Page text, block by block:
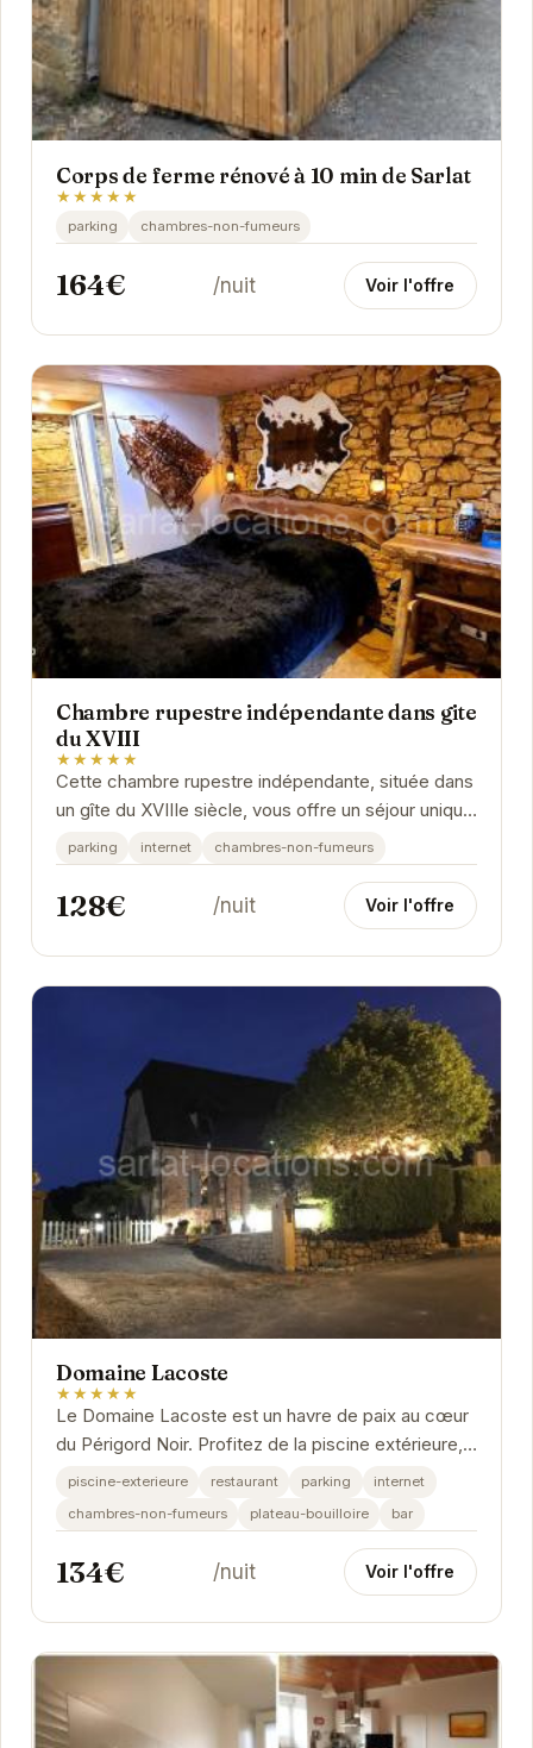
Corps de ferme rénové à 10 min de Sarlat
★★★★★
parking chambres-non-fumeurs
164€ /nuit Voir l'offre
Chambre rupestre indépendante dans gite
du XVIII
★★★★★
Cette chambre rupestre indépendante, située dans
un gîte du XVIIIe siècle, vous offre un séjour unique
en son genre. Imprégnez-vous de...
parking internet chambres-non-fumeurs
128€ /nuit Voir l'offre
Domaine Lacoste
★★★★★
Le Domaine Lacoste est un havre de paix au cœur
du Périgord Noir. Profitez de la piscine extérieure,
du restaurant gastronomique et d'un...
piscine-exterieure restaurant parking
internet
chambres-non-fumeurs
plateau-bouilloire bar
134€ /nuit Voir l'offre